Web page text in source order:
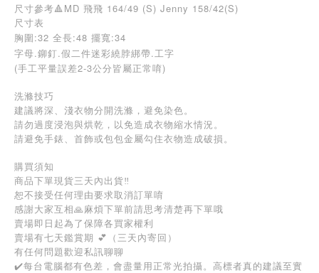
尺寸參考🔺MD 飛飛 164/49 (S) Jenny 158/42(S)
尺寸表
胸圍:32 全長:48 擺寬:34
字母.鉚釘.假二件迷彩繞脖綁帶.工字
(手工平量誤差2-3公分皆屬正常唷)
洗滌技巧
建議將深、淺衣物分開洗滌，避免染色。
請勿過度浸泡與烘乾，以免造成衣物縮水情況。
請避免手錶、首飾或包包金屬勾住衣物造成破損。
購買須知
商品下單現貨三天內出貨‼️
恕不接受任何理由要求取消訂單唷
感謝大家互相🙏麻煩下單前請思考清楚再下單哦
賣場即日起為了保障各買家權利
賣場有七天鑑賞期 💕（三天內寄回）
有任何問題歡迎私訊聊聊
✔️每台電腦都有色差，會盡量用正常光拍攝。高標者真的建議至實